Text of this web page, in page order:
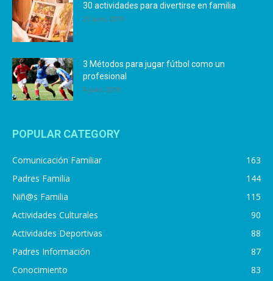
30 actividades para divertirse en familia
25 julio, 2019
3 Métodos para jugar fútbol como un
profesional
4 julio, 2019
POPULAR CATEGORY
Comunicación Familiar
163
Padres Familia
144
Niñ@s Familia
115
Actividades Culturales
90
Actividades Deportivas
88
Padres Información
87
Conocimiento
83